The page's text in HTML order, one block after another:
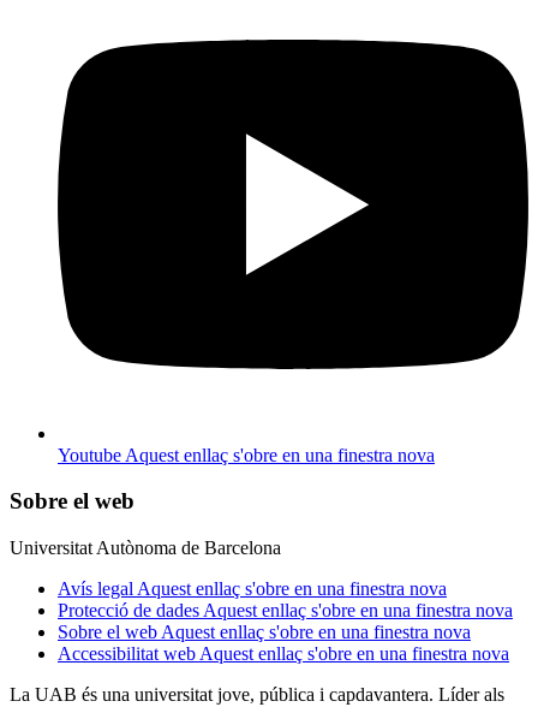
Youtube Aquest enllaç s'obre en una finestra nova
Sobre el web
Universitat Autònoma de Barcelona
Avís legal Aquest enllaç s'obre en una finestra nova
Protecció de dades Aquest enllaç s'obre en una finestra nova
Sobre el web Aquest enllaç s'obre en una finestra nova
Accessibilitat web Aquest enllaç s'obre en una finestra nova
La UAB és una universitat jove, pública i capdavantera. Líder als